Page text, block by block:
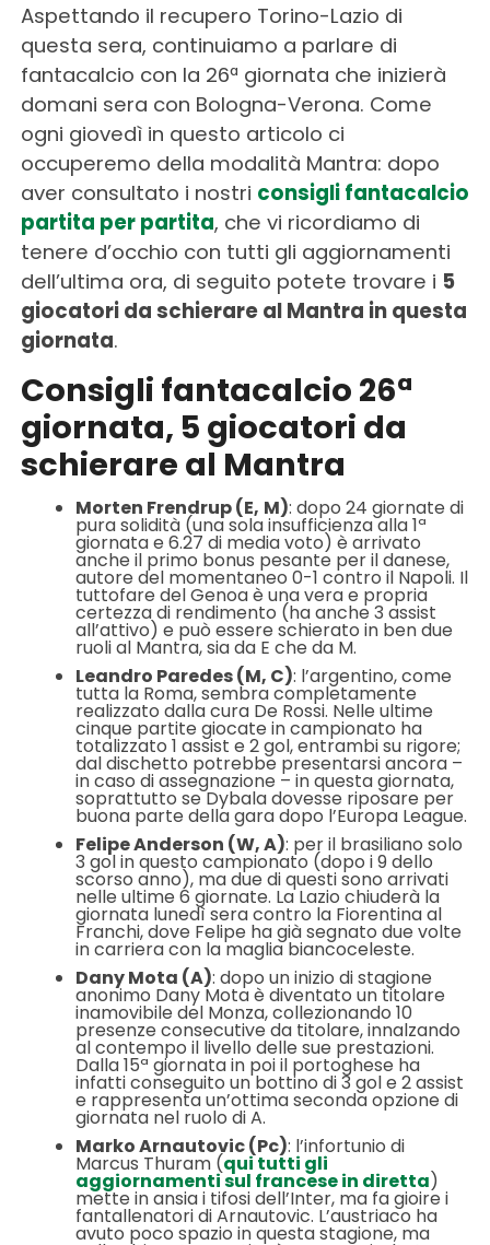
Aspettando il recupero Torino-Lazio di
questa sera, continuiamo a parlare di
fantacalcio con la 26ª giornata che inizierà
domani sera con Bologna-Verona. Come
ogni giovedì in questo articolo ci
occuperemo della modalità Mantra: dopo
aver consultato i nostri consigli fantacalcio
partita per partita, che vi ricordiamo di
tenere d’occhio con tutti gli aggiornamenti
dell’ultima ora, di seguito potete trovare i 5
giocatori da schierare al Mantra in questa
giornata.
Consigli fantacalcio 26ª
giornata, 5 giocatori da
schierare al Mantra
Morten Frendrup (E, M): dopo 24 giornate di
pura solidità (una sola insufficienza alla 1ª
giornata e 6.27 di media voto) è arrivato
anche il primo bonus pesante per il danese,
autore del momentaneo 0-1 contro il Napoli. Il
tuttofare del Genoa è una vera e propria
certezza di rendimento (ha anche 3 assist
all’attivo) e può essere schierato in ben due
ruoli al Mantra, sia da E che da M.
Leandro Paredes (M, C): l’argentino, come
tutta la Roma, sembra completamente
realizzato dalla cura De Rossi. Nelle ultime
cinque partite giocate in campionato ha
totalizzato 1 assist e 2 gol, entrambi su rigore;
dal dischetto potrebbe presentarsi ancora –
in caso di assegnazione – in questa giornata,
soprattutto se Dybala dovesse riposare per
buona parte della gara dopo l’Europa League.
Felipe Anderson (W, A): per il brasiliano solo
3 gol in questo campionato (dopo i 9 dello
scorso anno), ma due di questi sono arrivati
nelle ultime 6 giornate. La Lazio chiuderà la
giornata lunedì sera contro la Fiorentina al
Franchi, dove Felipe ha già segnato due volte
in carriera con la maglia biancoceleste.
Dany Mota (A): dopo un inizio di stagione
anonimo Dany Mota è diventato un titolare
inamovibile del Monza, collezionando 10
presenze consecutive da titolare, innalzando
al contempo il livello delle sue prestazioni.
Dalla 15ª giornata in poi il portoghese ha
infatti conseguito un bottino di 3 gol e 2 assist
e rappresenta un’ottima seconda opzione di
giornata nel ruolo di A.
Marko Arnautovic (Pc): l’infortunio di
Marcus Thuram (qui tutti gli
aggiornamenti sul francese in diretta)
mette in ansia i tifosi dell’Inter, ma fa gioire i
fantallenatori di Arnautovic. L’austriaco ha
avuto poco spazio in questa stagione, ma